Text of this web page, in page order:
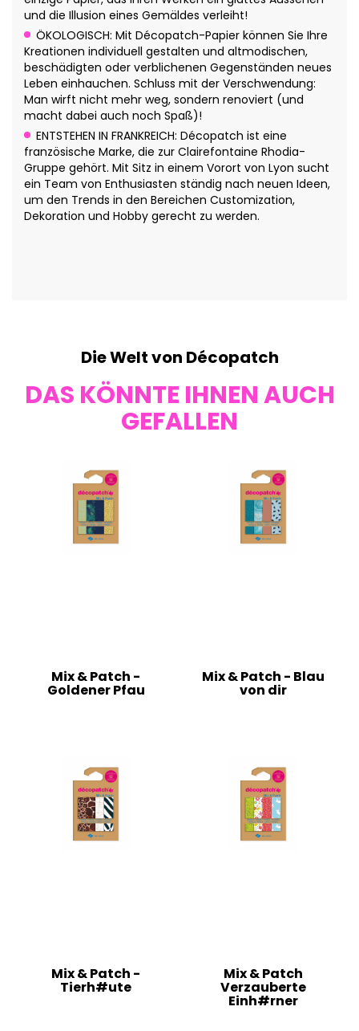
und die Illusion eines Gemäldes verleiht!
ÖKOLOGISCH: Mit Décopatch-Papier können Sie Ihre
Kreationen individuell gestalten und altmodischen,
beschädigten oder verblichenen Gegenständen neues
Leben einhauchen. Schluss mit der Verschwendung:
Man wirft nicht mehr weg, sondern renoviert (und
macht dabei auch noch Spaß)!
ENTSTEHEN IN FRANKREICH: Décopatch ist eine
französische Marke, die zur Clairefontaine Rhodia-
Gruppe gehört. Mit Sitz in einem Vorort von Lyon sucht
ein Team von Enthusiasten ständig nach neuen Ideen,
um den Trends in den Bereichen Customization,
Dekoration und Hobby gerecht zu werden.
Die Welt von Décopatch
DAS KÖNNTE IHNEN AUCH
GEFALLEN
Mix & Patch -
Goldener Pfau
Mix & Patch - Blau
von dir
Mix & Patch -
Tierh#ute
Mix & Patch
Verzauberte
Einh#rner